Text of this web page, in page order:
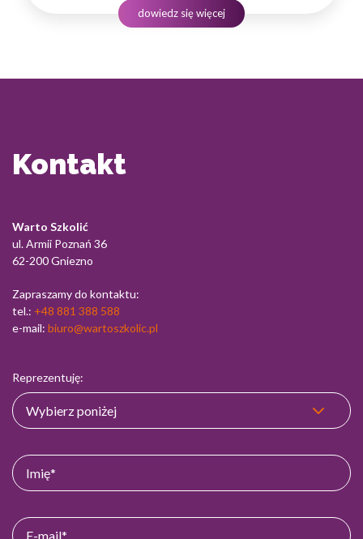
które faktycznie przyniesie rezultaty — niezależnie
dowiedz się więcej
Kontakt
Warto Szkolić
ul. Armii Poznań 36
62-200 Gniezno
Zapraszamy do kontaktu:
tel.: +48 881 388 588
e-mail: biuro@wartoszkolic.pl
Reprezentuję: